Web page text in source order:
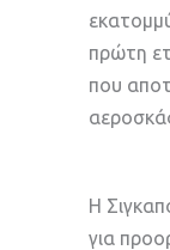
πρώτη
που
Η
για